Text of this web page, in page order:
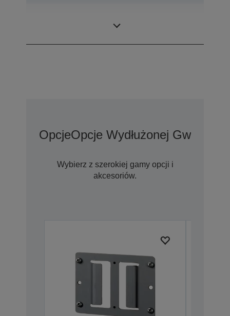
OpcjeOpcje Wydłużonej
Wybierz z szerokiej gamy opcji i
akcesoriów.